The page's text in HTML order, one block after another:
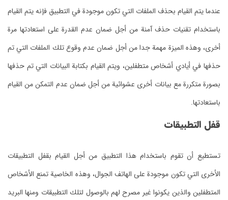
عندما يتم القيام بحذف الملفات التي تكون موجودة في التطبيق فإنه يتم القيام
باستخدام تقنيات حذف آمنة من أجل ضمان عدم القدرة على استعادتها مرة
أخرى، وهذه الميزة مهمة جدا من أجل ضمان عدم وقوع تلك الملفات التي تم
حذفها في أيادي أشخاص متطفلين، ويتم القيام بكتابة البيانات التي تم حذفها
بصورة متكررة مع بيانات أخرى عشوائية من أجل ضمان عدم التمكن من القيام
باستعادتها.
قفل التطبيقات
تستطيع أن تقوم باستخدام هذا التطبيق من أجل القيام بقفل التطبيقات
الأخرى التي تكون موجودة على الهاتف الجوال، وهذه الخاصية تمنع الأشخاص
المتطفلين والذين يكونوا غير مصرح لهم بالوصول لتلك التطبيقات ومنها البريد